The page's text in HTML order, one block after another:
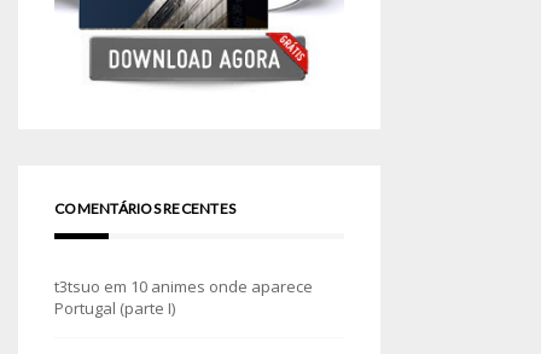
COMENTÁRIOS RECENTES
t3tsuo em 10 animes onde aparece
Portugal (parte I)